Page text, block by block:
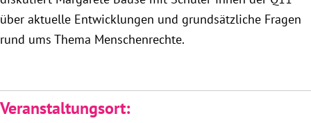
Bayern
Zur Person
über aktuelle Entwicklungen und grundsätzliche Fragen
rund ums Thema Menschenrechte.
Veranstaltungsort: